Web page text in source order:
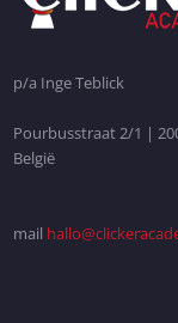
p/a Inge Teblick
Pourbusstraat 2/1 |
België
mail